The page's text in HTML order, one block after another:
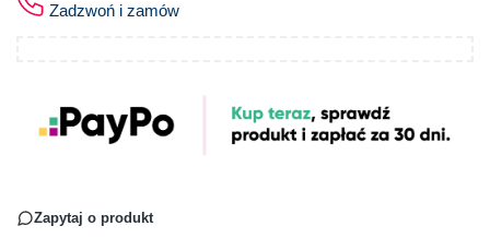
Zadzwoń i zamów
Zapytaj o produkt